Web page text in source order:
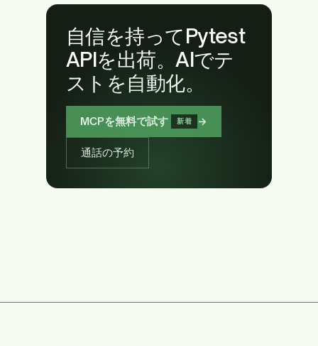
自信を持ってPytest
APIを出荷。AIでテ
ストを自動化。
MCPを無料で試す 新着 →
通話の予約